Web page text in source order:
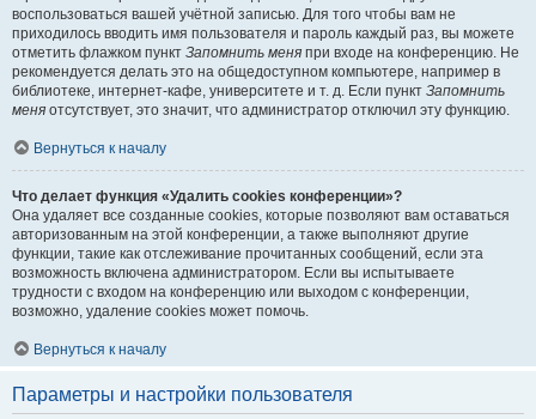
воспользоваться вашей учётной записью. Для того чтобы вам не
приходилось вводить имя пользователя и пароль каждый раз, вы можете
отметить флажком пункт Запомнить меня при входе на конференцию. Не
рекомендуется делать это на общедоступном компьютере, например в
библиотеке, интернет-кафе, университете и т. д. Если пункт Запомнить
меня отсутствует, это значит, что администратор отключил эту функцию.
Вернуться к началу
Что делает функция «Удалить cookies конференции»?
Она удаляет все созданные cookies, которые позволяют вам оставаться
авторизованным на этой конференции, а также выполняют другие
функции, такие как отслеживание прочитанных сообщений, если эта
возможность включена администратором. Если вы испытываете
трудности с входом на конференцию или выходом с конференции,
возможно, удаление cookies может помочь.
Вернуться к началу
Параметры и настройки пользователя